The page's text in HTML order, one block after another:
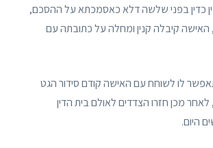
כדין בפני שלשה דלא כאסמכתא על ההסכם,
האישה קיבלה קנין ומחלה על כתובתה עם
לו לשוחח עם האישה קודם סידור הגט
מכן חזרו הצדדים לאולם בית הדין
היום.